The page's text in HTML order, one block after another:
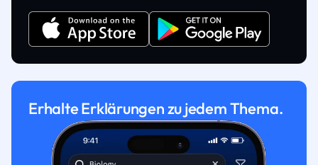
Erhalte Erklärungen zu jedem Thema.